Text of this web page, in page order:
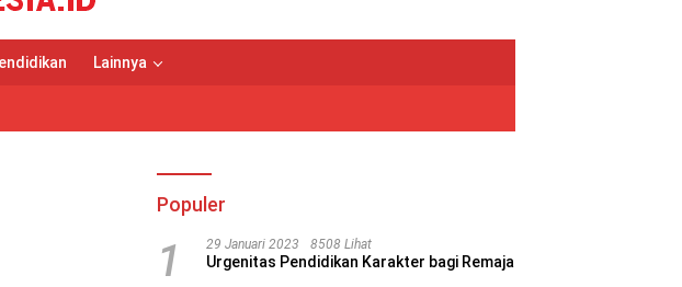
Lainnya
Populer
1 29 Januari 2023 8508 Lihat
Urgenitas Pendidikan Karakter bagi Remaja